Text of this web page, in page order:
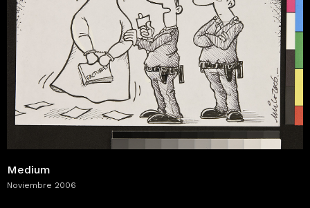
Medium
Noviembre 2006